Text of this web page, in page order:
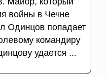
войны в Чечне
Одинцов попадает
командиру
удается ...